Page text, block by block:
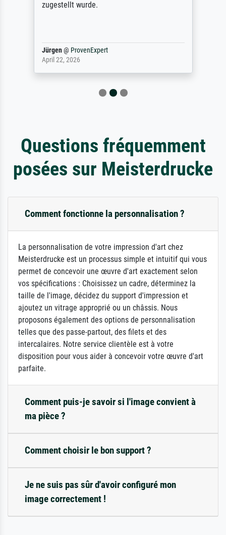
zugestellt wurde.
Jürgen@ ProvenExpert
April 22, 2026
Questions fréquemment
posées sur Meisterdrucke
Comment fonctionne la personnalisation ?
La personnalisation de votre impression d'art chez
Meisterdrucke est un processus simple et intuitif qui vous
permet de concevoir une œuvre d'art exactement selon
vos spécifications : Choisissez un cadre, déterminez la
taille de l'image, décidez du support d'impression et
ajoutez un vitrage approprié ou un châssis. Nous
proposons également des options de personnalisation
telles que des passe-partout, des filets et des
intercalaires. Notre service clientèle est à votre
disposition pour vous aider à concevoir votre œuvre d'art
parfaite.
Comment puis-je savoir si l'image convient à
ma pièce ?
Comment choisir le bon support ?
Je ne suis pas sûr d'avoir configuré mon
image correctement !